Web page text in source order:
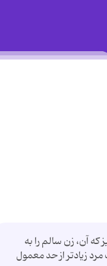
آن، زن سالم را به
می‌کشاند. (نهج البلاغه، نامه 31) حال اگر غیرت مرد زیادتر از حد معمول